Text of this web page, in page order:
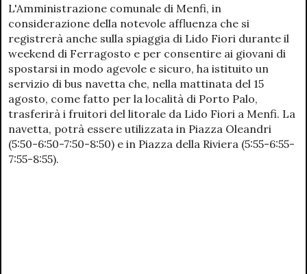
L'Amministrazione comunale di Menfi, in
considerazione della notevole affluenza che si
registrerà anche sulla spiaggia di Lido Fiori durante il
weekend di Ferragosto e per consentire ai giovani di
spostarsi in modo agevole e sicuro, ha istituito un
servizio di bus navetta che, nella mattinata del 15
agosto, come fatto per la località di Porto Palo,
trasferirà i fruitori del litorale da Lido Fiori a Menfi. La
navetta, potrà essere utilizzata in Piazza Oleandri
(5:50-6:50-7:50-8:50) e in Piazza della Riviera (5:55-6:55-
7:55-8:55).